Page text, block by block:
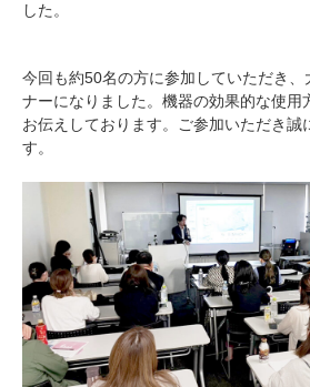
した。
今回も約50名の方に参加していただき、
ナーになりました。機器の効果的な使用
お伝えしております。ご参加いただき誠
す。